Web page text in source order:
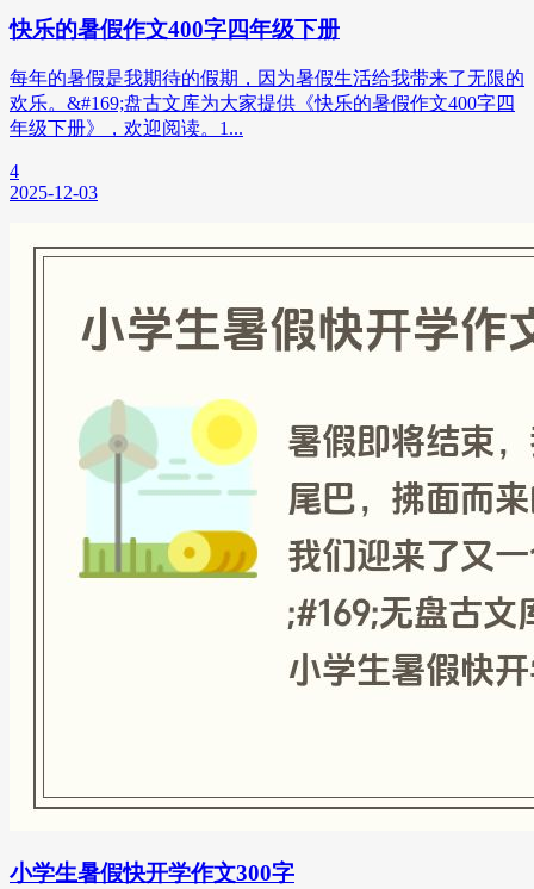
快乐的暑假作文400字四年级下册
每年的暑假是我期待的假期，因为暑假生活给我带来了无限的
欢乐。&#169;盘古文库为大家提供《快乐的暑假作文400字四
年级下册》，欢迎阅读。1...
4
2025-12-03
小学生暑假快开学作文300字